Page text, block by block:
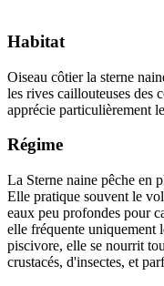
Habitat
Oiseau côtier la sterne
les rives caillouteuses des
apprécie particulièrement
Régime
La Sterne naine pêche en
Elle pratique souvent le
eaux peu profondes pour
elle fréquente uniquement
piscivore, elle se nourrit
crustacés, d'insectes, et